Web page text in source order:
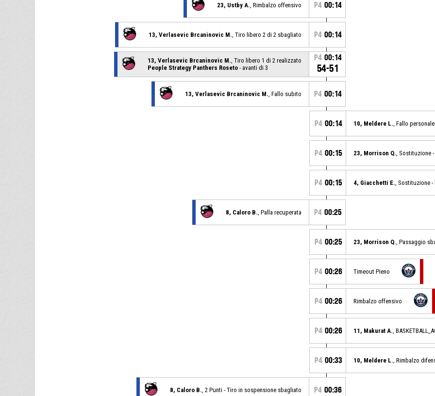
23, Ustby A. , Rimbalzo offensivo P4 00:14
13, Verlasevic Brcaninovic M. , Tiro libero 2 di 2 sbagliato P4 00:14
13, Verlasevic Brcaninovic M. , Tiro libero 1 di 2 realizzato
People Strategy Panthers Roseto - avanti di 3
P4 00:14
54-51
13, Verlasevic Brcaninovic M. , Fallo subito P4 00:14
P4 00:14 10, Meldere L. , Fallo personale
P4 00:15 23, Morrison Q. , Sostituzione
P4 00:15 4, Giacchetti E. , Sostituzione -
8, Caloro B. , Palla recuperata P4 00:25
P4 00:25 23, Morrison Q. , Passaggio
P4 00:26 Timeout Pieno
P4 00:26 Rimbalzo offensivo
P4 00:26 11, Makurat A. ,
P4 00:33 10, Meldere L. , Rimbalzo
8, Caloro B. , 2 Punti - Tiro in sospensione sbagliato P4 00:36